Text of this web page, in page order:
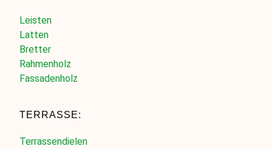
Leisten
Latten
Bretter
Rahmenholz
Fassadenholz
TERRASSE:
Terrassendielen